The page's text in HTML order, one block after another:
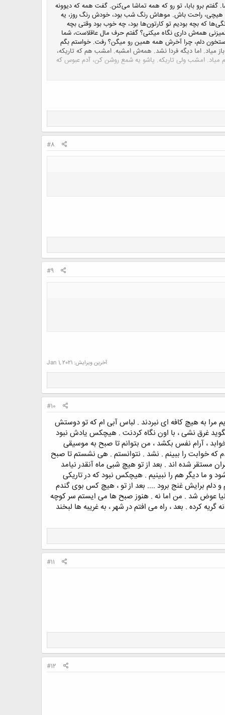
گفتم برو بابا، تو رو که همه تماشا می‌کنن. گفت همه که دیوونه
هیچی، راحت باش. موهاش رنگ شب بود، خودش رنگ روز، یه
که بچه بودیم تو کارتون‌ها بود، چه خوب بود وقتی بچه
همه‌ش داری نگاه میکنی؟ گفتم حرف مال عاقلاست، شما
دلم، چرا آخرش همه همین رو میگن؟ رفت. خواستم بگم
میاد. اما دیگه فردا نشد. همه‌ش امشبه. امشب هم که تاریکه،
میاد. امشب ولی تاریکه. پاشو یه شمع روشن کن، آدم عبوس که
#8
#9
آخرین ویرایش: Jan 1, 2021
#10
مرا به هیچ کافه ای نبردند . لباس آبی ام که تو دوستش
غرق نشی ، با اون نگاه کردنت . هیچکس یادش نبود
، آرام نفس بکشد ، من بتوانم تا صبح به موسیقی
که خوابت را ببینم . نشد . نتوانستم . هی نشستم تا صبح
مستقر شده اند . بعد از تو هیچ شبی ماه آنقدر نیامد
و ما دیگر هم را نبینیم . هیچکس نبود که در تاریکی
برایش غنج برود .... بعد از تو ، هیچ کس بوی گندم
عوض شد . من اما نه . هنوز صبح ها می ایستم سر کوچه
کرده . بعد ، راه می افتم در شهر ، به غریبه ها لبخند
#11
#12